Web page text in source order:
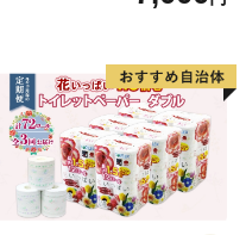
泡石鹸 石鹸 兵庫 兵庫県 小野